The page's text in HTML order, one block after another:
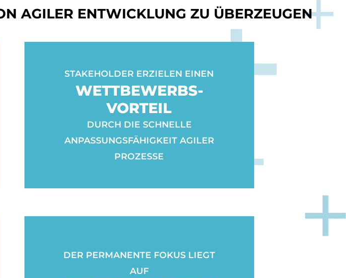
AGILER ENTWICKLUNG ZU ÜBERZEUGEN
STAKEHOLDER ERZIELEN EINEN
WETTBEWERBS-
VORTEIL
DURCH DIE SCHNELLE
ANPASSUNGSFÄHIGKEIT AGILER
PROZESSE
DER PERMANENTE FOKUS LIEGT
AUF